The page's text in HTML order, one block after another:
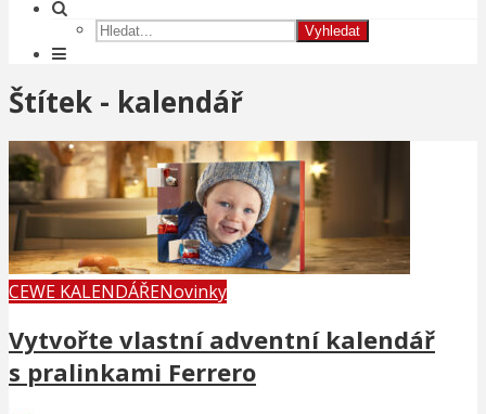
Vyhledat
Štítek - kalendář
CEWE KALENDÁŘENovinky
Vytvořte vlastní adventní kalendář
s pralinkami Ferrero